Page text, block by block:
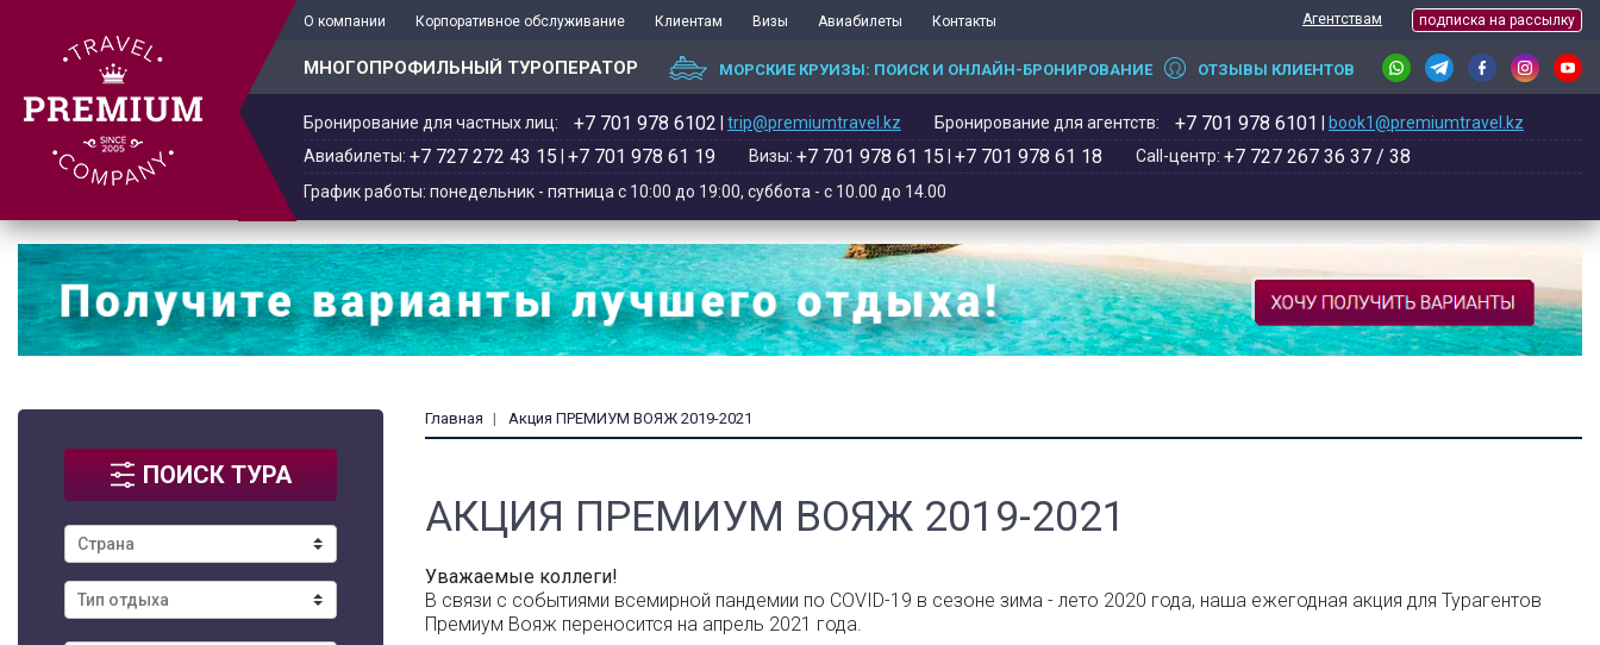
О компании Корпоративное обслуживание Клиентам Визы Авиабилеты Контакты Агентствам подписка на рассылку
МНОГОПРОФИЛЬНЫЙ ТУРОПЕРАТОР МОРСКИЕ КРУИЗЫ: ПОИСК И ОНЛАЙН-БРОНИРОВАНИЕ ОТЗЫВЫ КЛИЕНТОВ
Бронирование для частных лиц: +7 701 978 6102‬ trip@premiumtravel.kz Бронирование для агентств: +7 701 978 6101
book1@premiumtravel.kz
Авиабилеты: +7 727 272 43 15 +7 701 978 61 19 Визы: +7 701 978 61 15 +7 701 978 61 18 Call-центр: +7 727 267 36 37 / 38
График работы: понедельник - пятница с 10:00 до 19:00, суббота - с 10.00 до 14.00
ПОИСК ТУРА
Главная Акция ПРЕМИУМ ВОЯЖ 2019-2021
АКЦИЯ ПРЕМИУМ ВОЯЖ 2019-2021
Уважаемые коллеги!
В связи с событиями всемирной пандемии по COVID-19 в сезоне зима - лето 2020 года, наша ежегодная акция для Турагентов
Премиум Вояж переносится на апрель 2021 года.